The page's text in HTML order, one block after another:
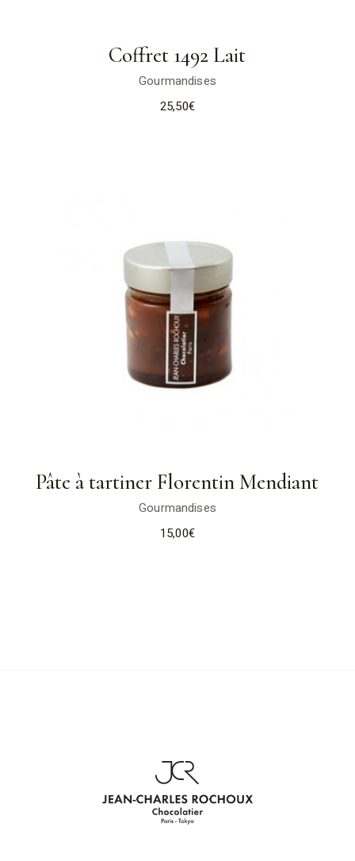
Coffret 1492 Lait
Gourmandises
25,50€
Pâte à tartiner Florentin Mendiant
Gourmandises
15,00€